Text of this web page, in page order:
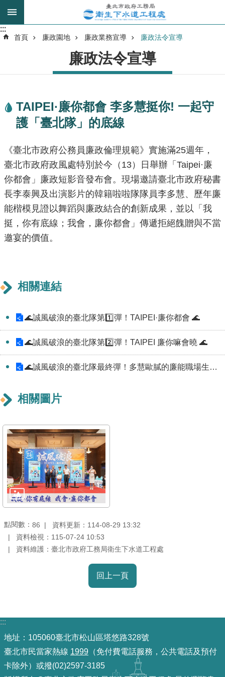
跳到主要內容區塊
進
我
的
分
是
公
告
訊
息
紹
務
訊
資
公
開
點
業
務
廉
政
園
站
:::
:::
首頁 廉政園地 廉政業務宣導 廉政法令宣導
廉政法令宣導
TAIPEI·廉你都會 李多慧挺你! 一起守
護「臺北隊」的底線
《臺北市政府公務員廉政倫理規範》實施滿25週年，
臺北市政府政風處特別於今（13）日舉辦「Taipei·廉
你都會」廉政短影音發布會。現場邀請臺北市政府秘書
長李泰興及出演影片的韓籍啦啦隊隊員李多慧、歷年廉
能楷模見證以舞蹈與廉政結合的創新成果，並以「我
挺，你有底線；我會，廉你都會」傳遞拒絕餽贈與不當
邀宴的價值。
相關連結
🌊誠風破浪的臺北隊第1️⃣彈！TAIPEI·廉你都會 🌊
🌊誠風破浪的臺北隊第2️⃣彈！TAIPEI 廉你嘛會曉 🌊
🌊誠風破浪的臺北隊最終彈！多慧歐膩的廉能職場生存指數🌊
相關圖片
點閱數： 86
資料更新：114-08-29 13:32
資料檢視：115-07-24 10:53
資料維護：臺北市政府工務局衛生下水道工程處
回上一頁
:::
地址：105060臺北市松山區塔悠路328號
臺北市民當家熱線 1999 （免付費電話服務，公共電話及預付
卡除外）或撥(02)2597-3185